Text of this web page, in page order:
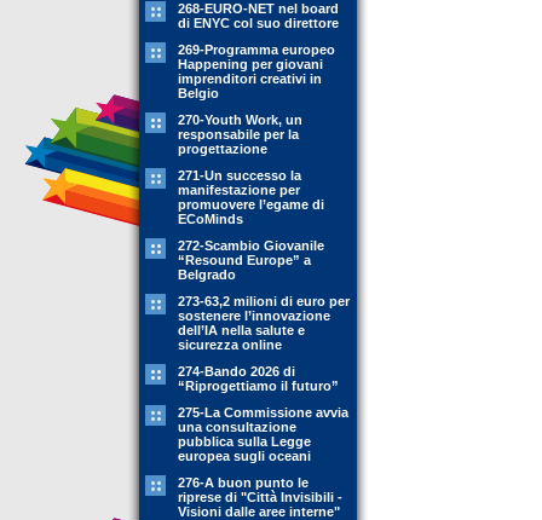
268-EURO-NET nel board
di ENYC col suo direttore
269-Programma europeo
Happening per giovani
imprenditori creativi in
Belgio
270-Youth Work, un
responsabile per la
progettazione
271-Un successo la
manifestazione per
promuovere l’egame di
ECoMinds
272-Scambio Giovanile
“Resound Europe” a
Belgrado
273-63,2 milioni di euro per
sostenere l’innovazione
dell’IA nella salute e
sicurezza online
274-Bando 2026 di
“Riprogettiamo il futuro”
275-La Commissione avvia
una consultazione
pubblica sulla Legge
europea sugli oceani
276-A buon punto le
riprese di "Città Invisibili -
Visioni dalle aree interne"